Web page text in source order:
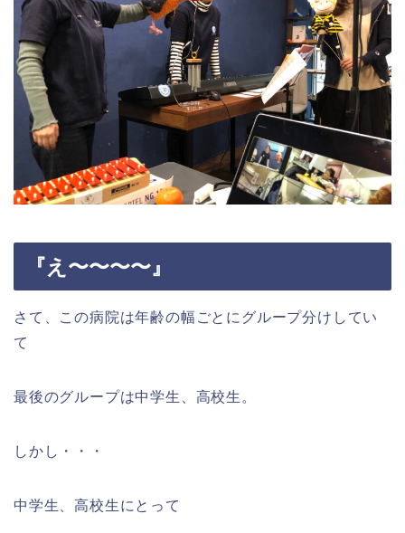
『え〜〜〜〜』
さて、この病院は年齢の幅ごとにグループ分けしてい
て
最後のグループは中学生、高校生。
しかし・・・
中学生、高校生にとって